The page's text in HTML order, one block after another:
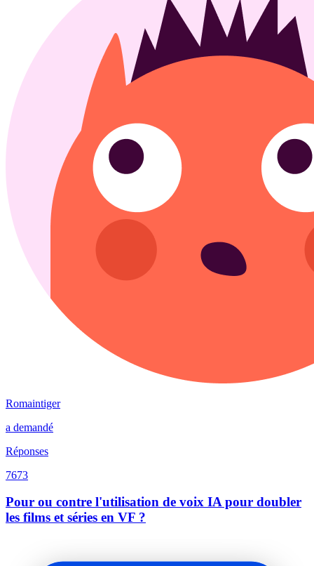
Romaintiger
a demandé
Réponses
7673
Pour ou contre l'utilisation de voix IA pour doubler
les films et séries en VF ?